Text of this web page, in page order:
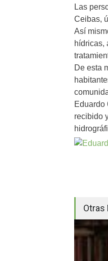
Las
Ceibas,
Así
hídricas,
De esta
Eduardo
recibido
Otras